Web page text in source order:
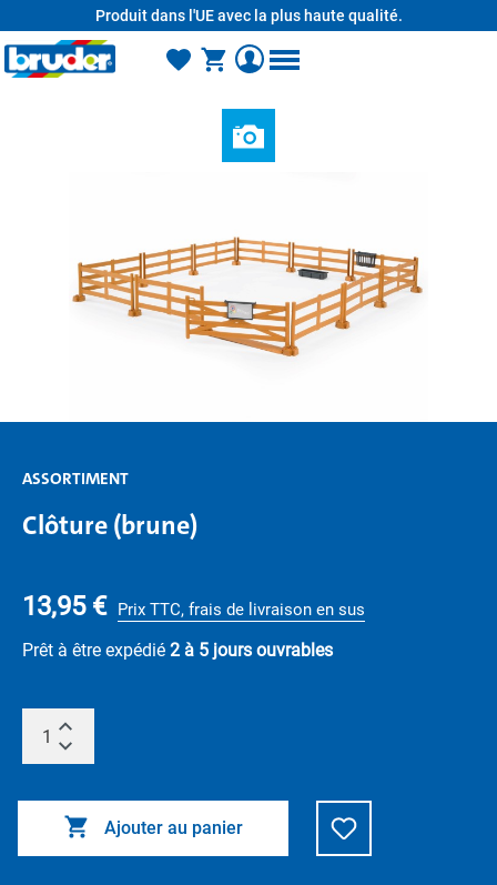
Produit dans l'UE avec la plus haute qualité.
ASSORTIMENT
Clôture (brune)
13,95 € Prix TTC, frais de livraison en sus
Prêt à être expédié 2 à 5 jours ouvrables
Ajouter au panier